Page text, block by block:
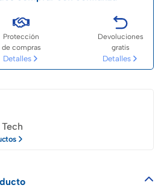
Protección
de compras
Detalles
Devoluciones
gratis
Detalles